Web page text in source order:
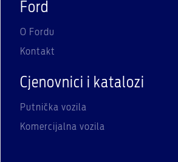
Ford
O Fordu
Kontakt
Cjenovnici i katalozi
Putnička vozila
Komercijalna vozila